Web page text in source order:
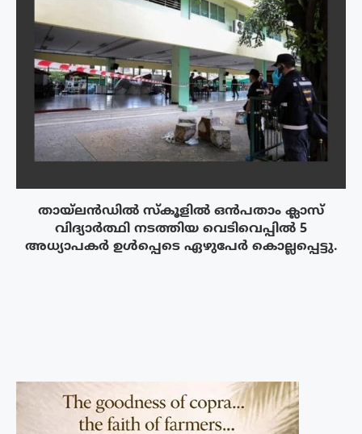
തായ്‌ലൻഡിൽ സ്കൂളിൽ ഒൻപതാം ക്ലാസ്
വിദ്യാർത്ഥി നടത്തിയ വെടിവെപ്പിൽ 5
അധ്യാപകർ ഉൾപ്പെടെ ഏഴുപേർ കൊല്ലപ്പെട്ടു.